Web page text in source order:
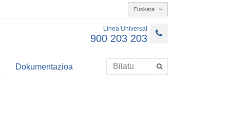
Euskara
Línea Universal
900 203 203
Dokumentazioa